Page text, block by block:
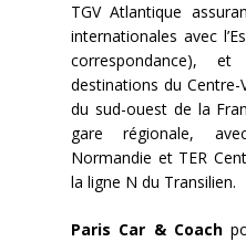
TGV Atlantique
internationales avec
correspondance),
destinations du Centre-
du sud-ouest de la
gare régionale,
Normandie et TER
la ligne N du Transilien.
Paris Car & Coach